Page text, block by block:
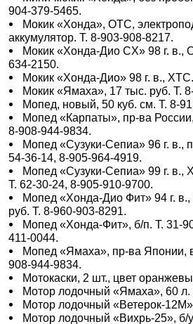
904-379-5465.
Мокик «Хонда», ОТС,
аккумулятор. Т. 8-903-908-8217.
Мокик «Хонда-Дио CX» 98 г. в.,
634-2150.
Мокик «Хонда-Дио» 98 г. в.,
Мокик «Ямаха», 17 тыс. руб. Т.
Мопед, новый, 50 куб. см. Т. 8-
Мопед «Карпаты», пр-ва
8-908-944-9834.
Мопед «Сузуки-Сепиа» 96 г. в.,
54-36-14, 8-905-964-4919.
Мопед «Сузуки-Сепиа» 99 г. в.,
Т. 62-30-24, 8-905-910-9700.
Мопед «Хонда-Дио Фит» 94 г.
руб. Т. 8-960-903-8291.
Мопед «Хонда-Фит», б/п. Т. 31-
411-0044.
Мопед «Ямаха», пр-ва Японии,
908-944-9834.
Мотокаски, 2 шт., цвет
Мотор лодочный «Ямаха», 60
Мотор лодочный «Ветерок-
Мотор лодочный «Вихрь-25», б/